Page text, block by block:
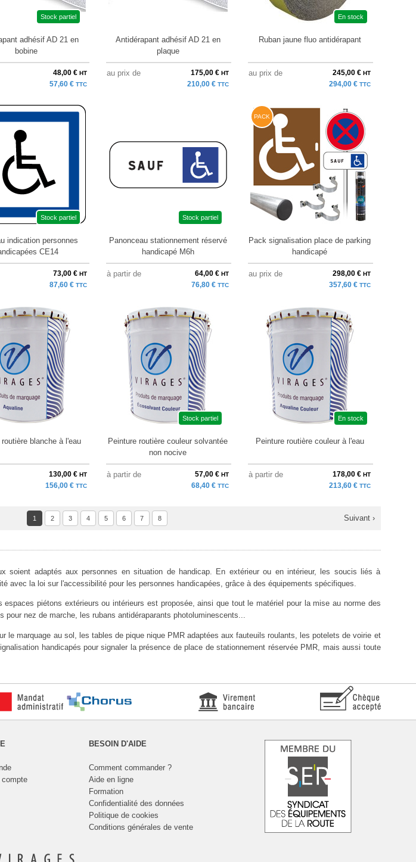
Stock partiel
adhésif AD 21 en
bobine
48,00 € HT
57,60 € TTC
Antidérapant adhésif AD 21 en
plaque
au prix de 175,00 € HT
210,00 € TTC
En stock
Ruban jaune fluo antidérapant
au prix de 245,00 € HT
294,00 € TTC
Stock partiel
indication personnes
CE14
73,00 € HT
87,60 € TTC
Stock partiel
Panonceau stationnement réservé
handicapé M6h
à partir de 64,00 € HT
76,80 € TTC
PACK
Pack signalisation place de parking
handicapé
au prix de 298,00 € HT
357,60 € TTC
routière blanche à l'eau
130,00 € HT
156,00 € TTC
Stock partiel
Peinture routière couleur solvantée
non nocive
à partir de 57,00 € HT
68,40 € TTC
En stock
Peinture routière couleur à l'eau
à partir de 178,00 € HT
213,60 € TTC
1 2 3 4 5 6 7 8 Suivant ›
adaptés aux personnes en situation de handicap. En extérieur ou en intérieur, les soucis liés à
la loi sur l'accessibilité pour les personnes handicapées, grâce à des équipements spécifiques.
piétons extérieurs ou intérieurs est proposée, ainsi que tout le matériel pour la mise au norme des
nez de marche, les rubans antidéraparants photoluminescents...
marquage au sol, les tables de pique nique PMR adaptées aux fauteuils roulants, les potelets de voirie et
handicapés pour signaler la présence de place de stationnement réservée PMR, mais aussi toute
BESOIN D'AIDE
Comment commander ?
Aide en ligne
Formation
Confidentialité des données
Politique de cookies
Conditions générales de vente